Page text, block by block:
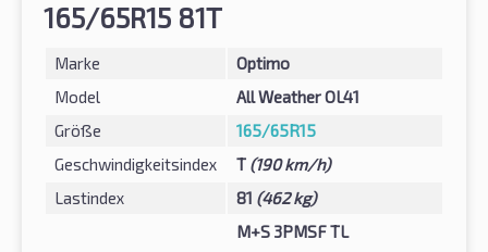
165/65R15 81T
Marke
Optimo
Model
All Weather OL41
Größe
165/65R15
Geschwindigkeitsindex
T (190 km/h)
Lastindex
81 (462 kg)
M+S 3PMSF TL